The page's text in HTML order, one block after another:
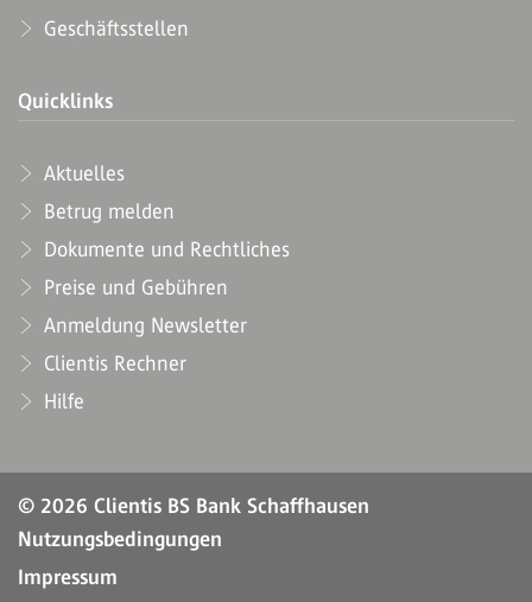
Geschäftsstellen
Quicklinks
Aktuelles
Betrug melden
Dokumente und Rechtliches
Preise und Gebühren
Anmeldung Newsletter
Clientis Rechner
Hilfe
© 2026 Clientis BS Bank Schaffhausen
Nutzungsbedingungen
Impressum